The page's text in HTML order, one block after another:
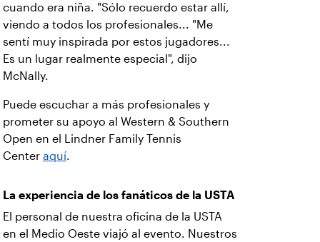
cuando era niña. "Sólo recuerdo estar allí,
viendo a todos los profesionales... "Me
sentí muy inspirada por estos jugadores...
Es un lugar realmente especial", dijo
McNally.
Puede escuchar a más profesionales y
prometer su apoyo al Western & Southern
Open en el Lindner Family Tennis
Center aquí.
La experiencia de los fanáticos de la USTA
El personal de nuestra oficina de la USTA
en el Medio Oeste viajó al evento. Nuestros